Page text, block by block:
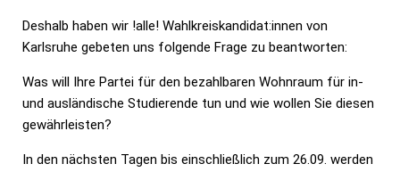
Deshalb haben wir !alle! Wahlkreiskandidat:innen von
Karlsruhe gebeten uns folgende Frage zu beantworten:
Was will Ihre Partei für den bezahlbaren Wohnraum für in-
und ausländische Studierende tun und wie wollen Sie diesen
gewährleisten?
In den nächsten Tagen bis einschließlich zum 26.09. werden